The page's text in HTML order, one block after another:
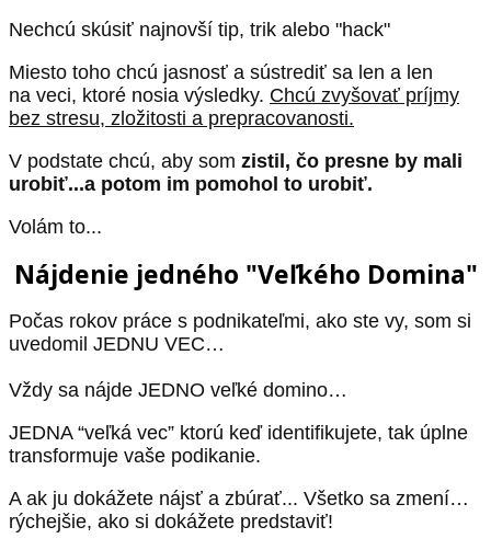
Nechcú skúsiť najnovší tip, trik alebo "hack"
Miesto toho chcú jasnosť a sústrediť sa len a len
na veci, ktoré nosia výsledky. Chcú zvyšovať príjmy
bez stresu, zložitosti a prepracovanosti.
V podstate chcú, aby som zistil, čo presne by mali
urobiť...a potom im pomohol to urobiť.
Volám to...
Nájdenie jedného "Veľkého Domina"
Počas rokov práce s podnikateľmi, ako ste vy, som si
uvedomil JEDNU VEC…
Vždy sa nájde JEDNO veľké domino…
JEDNA “veľká vec” ktorú keď identifikujete, tak úplne
transformuje vaše podikanie.
A ak ju dokážete nájsť a zbúrať... Všetko sa zmení…
rýchejšie, ako si dokážete predstaviť!